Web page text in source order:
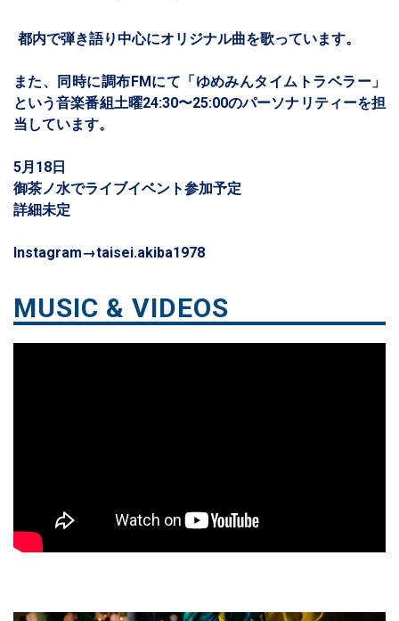
都内で弾き語り中心にオリジナル曲を歌っています。
また、同時に調布FMにて「ゆめみんタイムトラベラー」
という音楽番組土曜24:30〜25:00のパーソナリティーを担
当しています。
5月18日
御茶ノ水でライブイベント参加予定
詳細未定
Instagram→taisei.akiba1978
MUSIC & VIDEOS